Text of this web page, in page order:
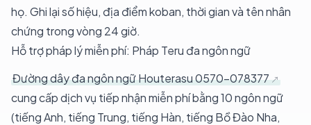
họ. Ghi lại số hiệu, địa điểm koban, thời gian và tên nhân
chứng trong vòng 24 giờ.
Hỗ trợ pháp lý miễn phí: Pháp Teru đa ngôn ngữ
Đường dây đa ngôn ngữ Houterasu 0570-078377
cung cấp dịch vụ tiếp nhận miễn phí bằng 10 ngôn ngữ
(tiếng Anh, tiếng Trung, tiếng Hàn, tiếng Bồ Đào Nha,